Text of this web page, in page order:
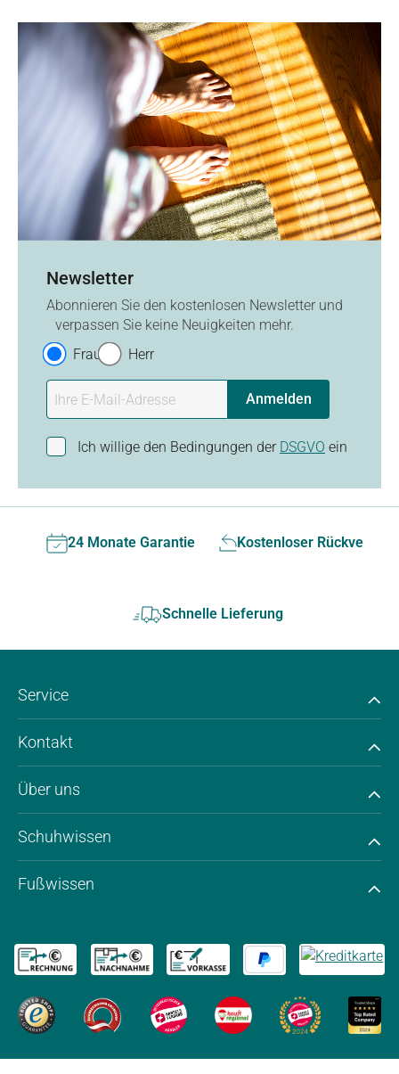
Newsletter
Abonnieren Sie den kostenlosen Newsletter und
verpassen Sie keine Neuigkeiten mehr.
Frau
Herr
Anmelden
Ich willige den Bedingungen der DSGVO ein
24 Monate Garantie Kostenloser Rückversand
Schnelle Lieferung
Service
Kontakt
Über uns
Schuhwissen
Fußwissen